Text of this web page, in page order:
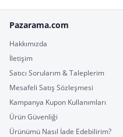
Pazarama.com
Hakkımızda
İletişim
Satıcı Sorularım & Taleplerim
Mesafeli Satış Sözleşmesi
Kampanya Kupon Kullanımları
Ürün Güvenliği
Ürünümü Nasıl İade Edebilirim?